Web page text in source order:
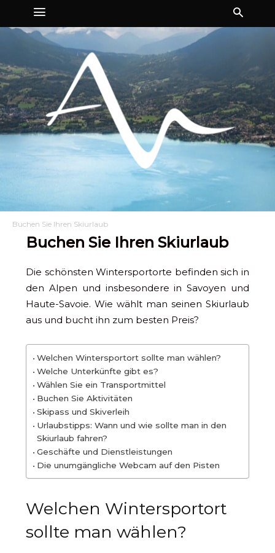
Buchen Sie Ihren Skiurlaub
Buchen Sie Ihren Skiurlaub
Die schönsten Wintersportorte befinden sich in
den Alpen und insbesondere in Savoyen und
Haute-Savoie. Wie wählt man seinen Skiurlaub
aus und bucht ihn zum besten Preis?
Welchen Wintersportort sollte man wählen?
Welche Unterkünfte gibt es?
Wählen Sie ein Transportmittel
Buchen Sie Aktivitäten
Skipass und Skiverleih
Urlaubstipps: Wann und wie sollte man in den
Skiurlaub fahren?
Geschäfte und Dienstleistungen
Die unumgängliche Webcam auf den Pisten
Welchen Wintersportort
sollte man wählen?